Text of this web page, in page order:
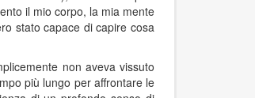
il mio corpo, la mia mente
stato capace di capire cosa
non aveva vissuto
più lungo per affrontare le